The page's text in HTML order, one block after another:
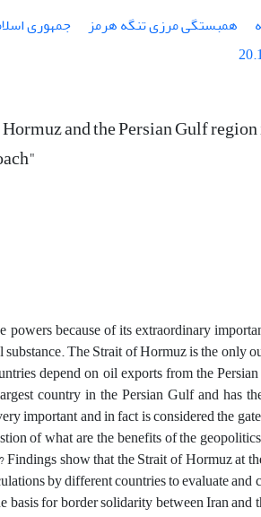
همبستگی مرزی تنگه هرمز
جمهوری
and the Persian Gulf
because of its extraordinary
The Strait of Hormuz is the only
depend on oil exports from the
country in the Persian Gulf and has
important and in fact is considered the
of what are the benefits of the
show that the Strait of Hormuz at
by different countries to evaluate and
for border solidarity between Iran and